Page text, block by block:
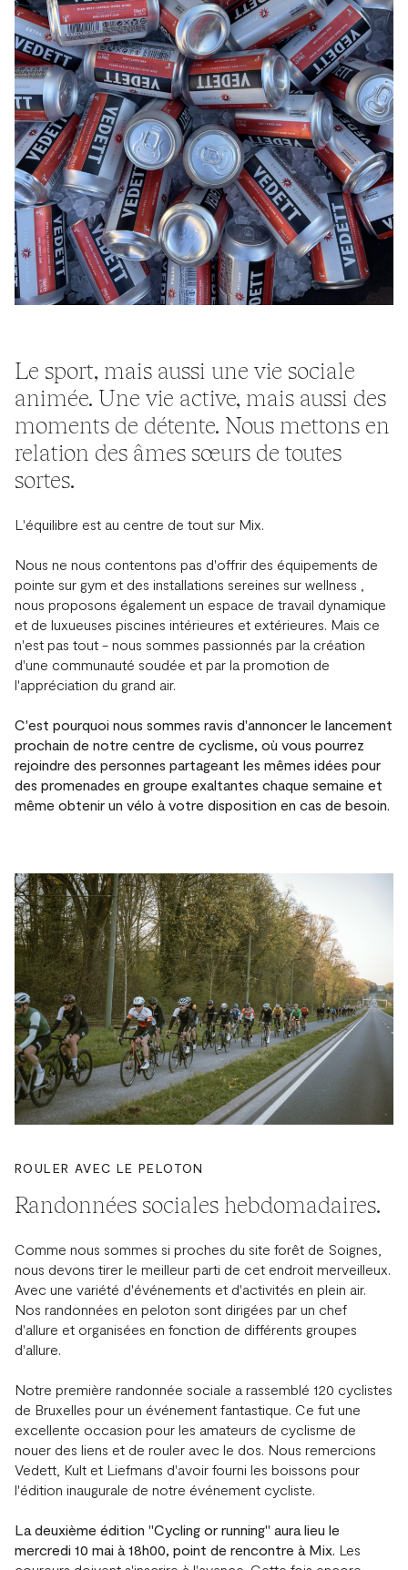
Le sport, mais aussi une vie sociale
animée. Une vie active, mais aussi des
moments de détente. Nous mettons en
relation des âmes sœurs de toutes
sortes.
L'équilibre est au centre de tout sur Mix.
Nous ne nous contentons pas d'offrir des équipements de
pointe sur gym et des installations sereines sur wellness ,
nous proposons également un espace de travail dynamique
et de luxueuses piscines intérieures et extérieures. Mais ce
n'est pas tout - nous sommes passionnés par la création
d'une communauté soudée et par la promotion de
l'appréciation du grand air.
C'est pourquoi nous sommes ravis d'annoncer le lancement
prochain de notre centre de cyclisme, où vous pourrez
rejoindre des personnes partageant les mêmes idées pour
des promenades en groupe exaltantes chaque semaine et
même obtenir un vélo à votre disposition en cas de besoin.
ROULER AVEC LE PELOTON
Randonnées sociales hebdomadaires.
Comme nous sommes si proches du site forêt de Soignes,
nous devons tirer le meilleur parti de cet endroit merveilleux.
Avec une variété d'événements et d'activités en plein air.
Nos randonnées en peloton sont dirigées par un chef
d'allure et organisées en fonction de différents groupes
d'allure.
Notre première randonnée sociale a rassemblé 120 cyclistes
de Bruxelles pour un événement fantastique. Ce fut une
excellente occasion pour les amateurs de cyclisme de
nouer des liens et de rouler avec le dos. Nous remercions
Vedett, Kult et Liefmans d'avoir fourni les boissons pour
l'édition inaugurale de notre événement cycliste.
La deuxième édition "Cycling or running" aura lieu le
mercredi 10 mai à 18h00, point de rencontre à Mix. Les